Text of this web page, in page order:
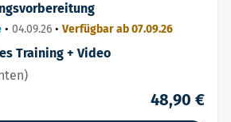
• 04.09.26 • Verfügbar ab 07.09.26
Training + Video
48,90 €